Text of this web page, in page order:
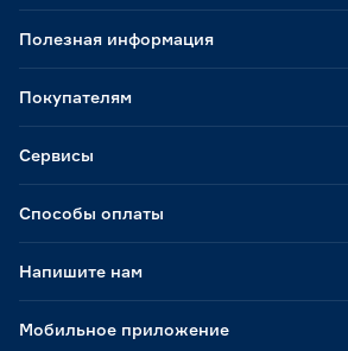
Способы оплаты
Мобильное приложение
Полезная информация
Покупателям
Сервисы
Напишите нам